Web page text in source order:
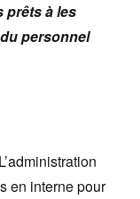
prêts à les
personnel
en interne pour